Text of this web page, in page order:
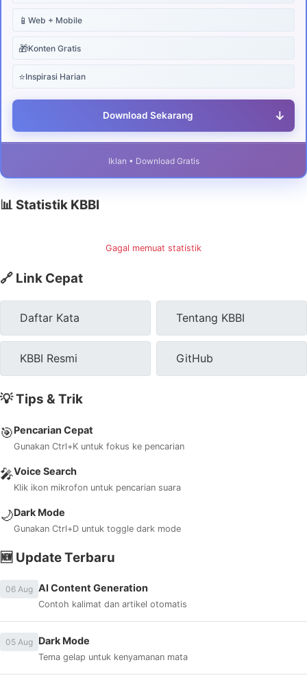
📱 Web + Mobile
🎁Konten Gratis
⭐Inspirasi Harian
Download Sekarang ↓
Iklan • Download Gratis
📊 Statistik KBBI
Gagal memuat statistik
🔗 Link Cepat
Daftar Kata Tentang KBBI
KBBI Resmi GitHub
💡 Tips & Trik
🎯Pencarian Cepat
Gunakan Ctrl+K untuk fokus ke pencarian
🎤Voice Search
Klik ikon mikrofon untuk pencarian suara
🌙Dark Mode
Gunakan Ctrl+D untuk toggle dark mode
🆕 Update Terbaru
06 Aug AI Content Generation
Contoh kalimat dan artikel otomatis
05 Aug Dark Mode
Tema gelap untuk kenyamanan mata